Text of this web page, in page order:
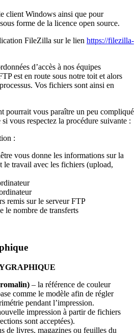
client Windows ainsi que pour
forme de la licence open source.
FileZilla sur le lien https://filezilla-
d’accès à nos équipes
est en route sous notre toit et alors
Vos fichiers sont ainsi en
pourrait vous paraître un peu compliqué
vous respectez la procédure suivante :
:
vous donne les informations sur la
le travail avec les fichiers (upload,
remis sur le serveur FTP
le nombre de transferts
– la référence de couleur
comme le modèle afin de régler
pendant l’impression.
impression à partir de fichiers
sont acceptées).
de livres, magazines ou feuilles du